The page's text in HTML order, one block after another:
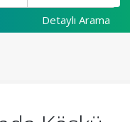
Detaylı Arama